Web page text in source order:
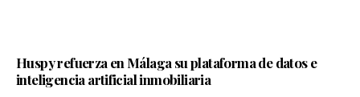
Huspy refuerza en Málaga su plataforma de datos e
inteligencia artificial inmobiliaria